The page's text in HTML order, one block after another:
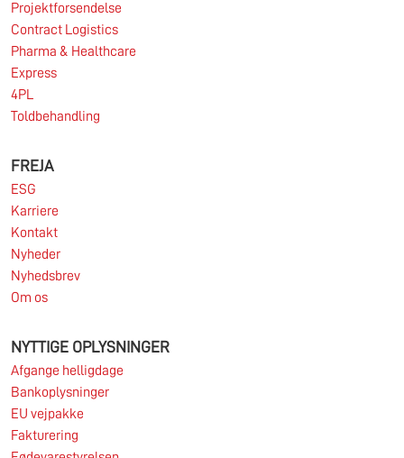
Projektforsendelse
Contract Logistics
Pharma & Healthcare
Express
4PL
Toldbehandling
FREJA
ESG
Karriere
Kontakt
Nyheder
Nyhedsbrev
Om os
NYTTIGE OPLYSNINGER
Afgange helligdage
Bankoplysninger
EU vejpakke
Fakturering